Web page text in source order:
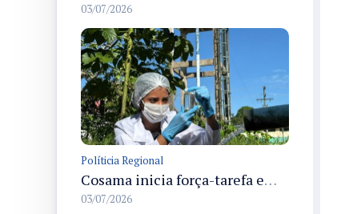
03/07/2026
Políticia Regional
Cosama inicia força-tarefa em Anamã para fortalecer abastecimento de água e segurança hídrica da população
03/07/2026